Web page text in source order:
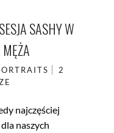
SASHY W
2
najczęściej
naszych